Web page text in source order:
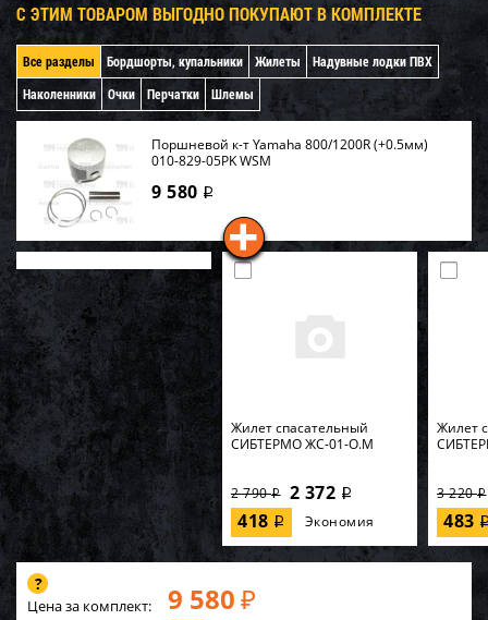
С ЭТИМ ТОВАРОМ ВЫГОДНО ПОКУПАЮТ В КОМПЛЕКТЕ
Все разделы Бордшорты, купальники Жилеты
Надувные лодки ПВХ
Наколенники
Очки Перчатки Шлемы
Поршневой к-т Yamaha 800/1200R (+0.5мм)
010-829-05PK WSM
9 580 i
Жилет спасательный
СИБТЕРМО ЖС-01-О.M
2 790i 2 372 i
418 i Экономия
Жилет
3 220i
483
Цена за комплект: 9 580 ₽